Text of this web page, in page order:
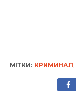
МІТКИ: КРИМИНАЛ